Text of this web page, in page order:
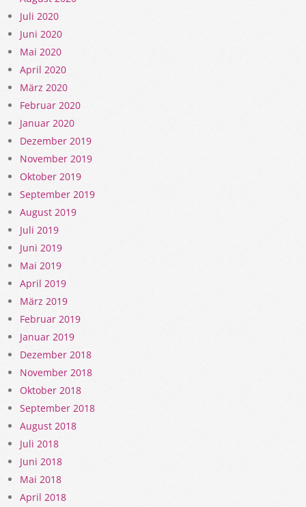
Juli 2020
Juni 2020
Mai 2020
April 2020
März 2020
Februar 2020
Januar 2020
Dezember 2019
November 2019
Oktober 2019
September 2019
August 2019
Juli 2019
Juni 2019
Mai 2019
April 2019
März 2019
Februar 2019
Januar 2019
Dezember 2018
November 2018
Oktober 2018
September 2018
August 2018
Juli 2018
Juni 2018
Mai 2018
April 2018